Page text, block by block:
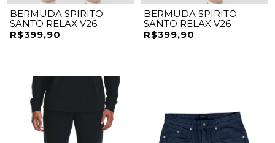
BERMUDA SPIRITO
SANTO RELAX V26
R$399,90
BERMUDA SPIRITO
SANTO RELAX V26
R$399,90